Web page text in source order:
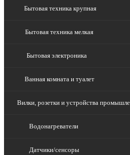
Бытовая техника крупная
Бытовая техника мелкая
Бытовая электроника
Ванная комната и туалет
Вилки, розетки и устройства
Водонагреватели
Датчики/сенсоры